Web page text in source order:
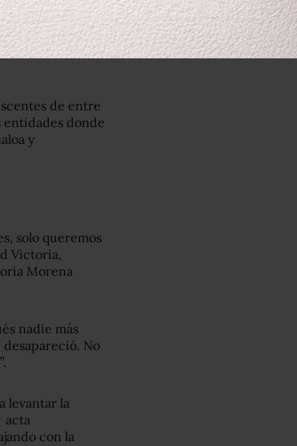
cambian a
a comenzar.
de entre
entidades donde
y
solo queremos
Victoria,
Morena
nadie más
desapareció. No
levantar la
acta
con la